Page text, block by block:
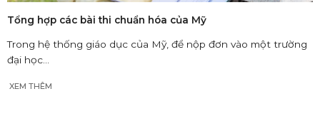
Tổng hợp các bài thi chuẩn hóa của Mỹ
Trong hệ thống giáo dục của Mỹ, để nộp đơn vào một trường
đại học...
XEM THÊM